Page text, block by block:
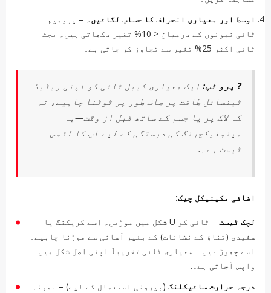
اوسط اور معیاری انحراف کا حساب لگائیں۔ – پریمیم
ٹائی نمونوں کے درمیان < 10% تغیر دکھاتی ہیں۔ بجٹ
ٹائی اکثر 25% تغیر سے تجاوز کر جاتی ہے۔
? پرو ٹپ: ایک معیاری کیبل ٹائی کو اپنی ریٹیڈ
ٹینسائل طاقت پر صاف طور پر ٹوٹنا چاہیے، نہ
کہ لاک پر یا جسم کے ساتھ قبل از وقت—یہ
مینوفیکچرنگ کی درستگی کے لیے آپ کا لٹمس
ٹیسٹ ہے۔.
اضافی مکینیکل چیک:
لچک ٹیسٹ
– ٹائی کو U شکل میں موڑیں۔ اسے کریکنگ یا
سفیدی (تناؤ کے نشانات) کے بغیر آسانی سے موڑنا چاہیے۔
اسے چھوڑ دیں—معیاری ٹائی تقریباً اپنی اصل شکل میں
واپس آجاتی ہے۔.
درجہ حرارت سائیکلنگ (بیرونی استعمال کے لیے) – نمونہ